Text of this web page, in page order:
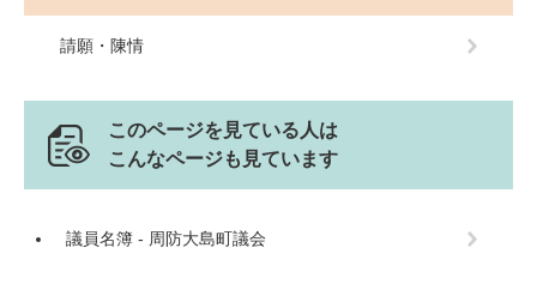
請願・陳情
このページを見ている人は
こんなページも見ています
議員名簿 - 周防大島町議会